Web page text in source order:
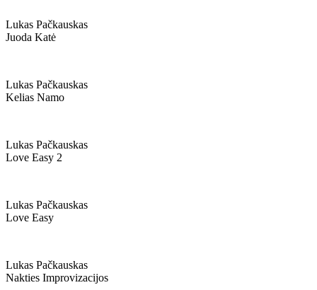
Lukas Pačkauskas
Juoda Katė
Lukas Pačkauskas
Kelias Namo
Lukas Pačkauskas
Love Easy 2
Lukas Pačkauskas
Love Easy
Lukas Pačkauskas
Nakties Improvizacijos